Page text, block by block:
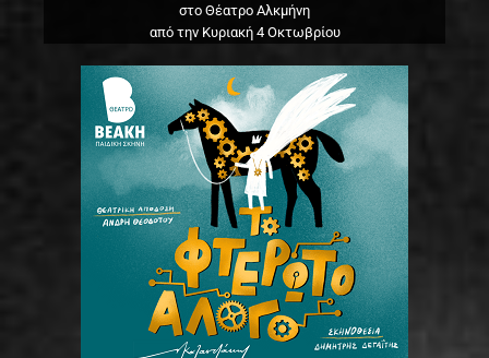
στο Θέατρο Αλκμήνη
από την Κυριακή 4 Οκτωβρίου